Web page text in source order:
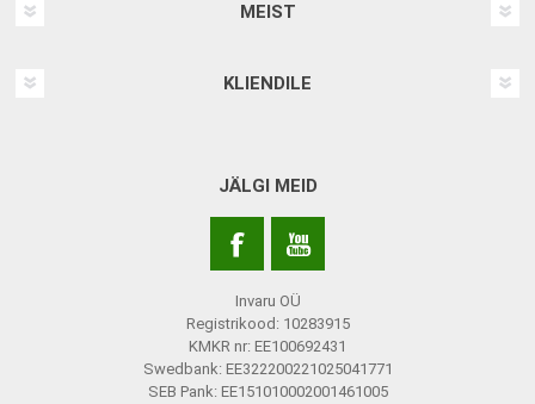
MEIST
KLIENDILE
JÄLGI MEID
Invaru OÜ
Registrikood: 10283915
KMKR nr: EE100692431
Swedbank: EE322200221025041771
SEB Pank: EE151010002001461005